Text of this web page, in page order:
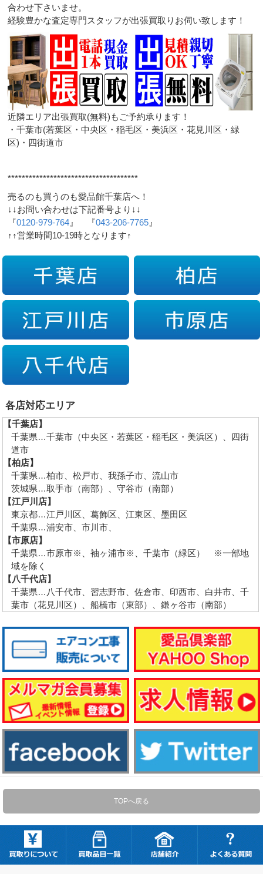
合わせ下さいませ。
経験豊かな査定専門スタッフが出張買取りお伺い致します！
近隣エリア出張買取(無料)もご予約承ります！
・千葉市(若葉区・中央区・稲毛区・美浜区・花見川区・緑
区)・四街道市
*************************************
売るのも買うのも愛品館千葉店へ！
↓↓お問い合わせは下記番号より↓↓
『0120-979-764 』 『043-206-7765 』
↑↑営業時間10-19時となります↑
各店対応エリア
【千葉店】
千葉県…千葉市（中央区・若葉区・稲毛区・美浜区）、四街
道市
【柏店】
千葉県…柏市、松戸市、我孫子市、流山市
茨城県…取手市（南部）、守谷市（南部）
【江戸川店】
東京都…江戸川区、葛飾区、江東区、墨田区
千葉県…浦安市、市川市、
【市原店】
千葉県…市原市※、袖ヶ浦市※、千葉市（緑区） ※一部地
域を除く
【八千代店】
千葉県…八千代市、習志野市、佐倉市、印西市、白井市、千
葉市（花見川区）、船橋市（東部）、鎌ヶ谷市（南部）
TOPへ戻る